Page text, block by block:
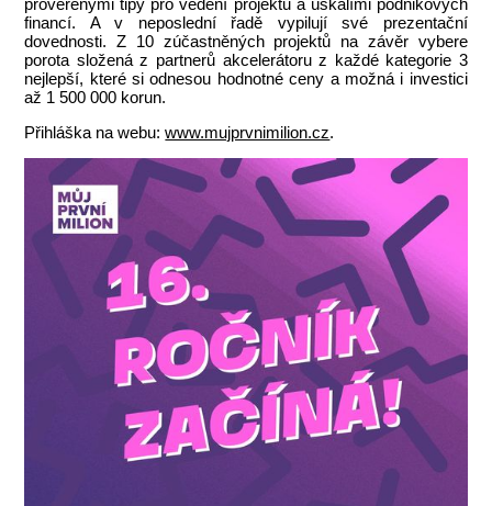
financí. A v neposlední řadě vypilují své prezentační
dovednosti. Z 10 zúčastněných projektů na závěr vybere
porota složená z partnerů akcelerátoru z každé kategorie 3
nejlepší, které si odnesou hodnotné ceny a možná i investici
až 1 500 000 korun.
Přihláška na webu:www.mujprvnimilion.cz.